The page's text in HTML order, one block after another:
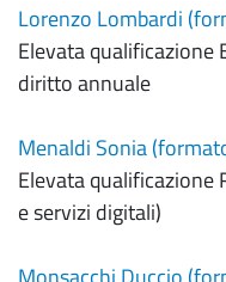
Lorenzo Lombardi
Elevata qualificazione
diritto annuale
Menaldi Sonia
Elevata qualificazione
e servizi digitali)